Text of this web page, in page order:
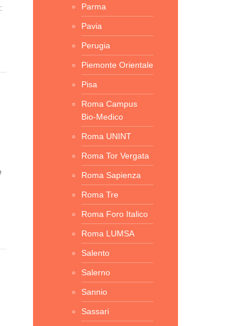
Parma
Pavia
Perugia
Piemonte Orientale
Pisa
Roma Campus
Bio-Medico
Roma UNINT
Roma Tor Vergata
Roma Sapienza
Roma Tre
Roma Foro Italico
Roma LUMSA
Salento
Salerno
Sannio
Sassari